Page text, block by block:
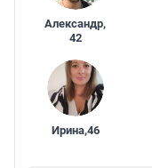
Александр,
42
Ирина,46